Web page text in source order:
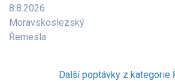
8.8.2026
Moravskoslezský
Řemesla
Další poptávky z kategorie